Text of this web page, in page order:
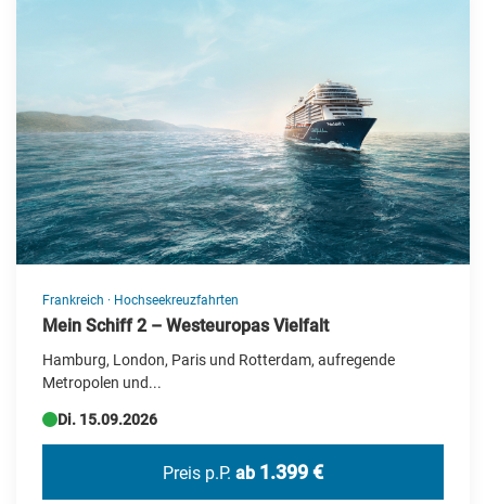
Frankreich · Hochseekreuzfahrten
Mein Schiff 2 – Westeuropas Vielfalt
Hamburg, London, Paris und Rotterdam, aufregende
Metropolen und...
Di. 15.09.2026
Preis p.P. ab 1.399 €